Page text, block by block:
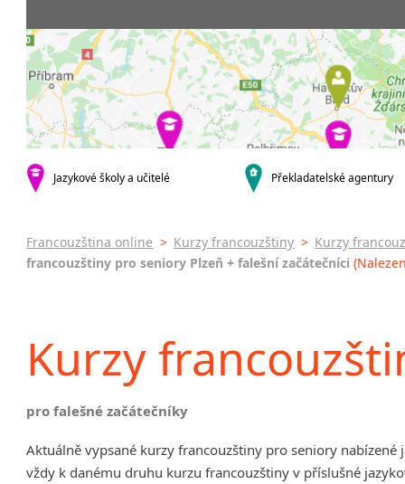
Brno
Plzeň
Karlovy Vary
malá města podle abecedy
Sedlčany
kurzy s
Online
Letní
20 a více hodin týdně
Večerní
Jazykové školy a učitelé Překladatelské agentury
Francouzština online > Kurzy francouzštiny > Kurzy
francouzštiny pro seniory Plzeň + falešní začátečníci
Kurzy
pro falešné začátečníky
Aktuálně vypsané kurzy francouzštiny pro seniory
vždy k danému druhu kurzu francouzštiny v příslušné